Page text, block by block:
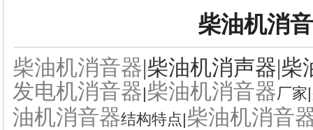
柴油机消
柴油机消音器 |柴油机消声器|
发电机消音器|柴油机消音器厂家|
油机消音器结构特点|柴油机消音